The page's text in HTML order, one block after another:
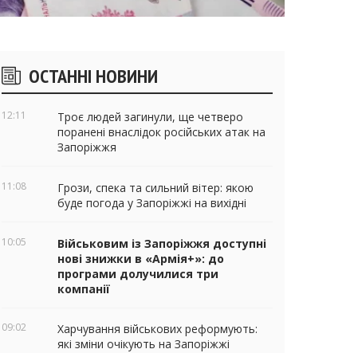
Бічні
віджети
ОСТАННІ НОВИНИ
12:11
Троє людей загинули, ще четверо
поранені внаслідок російських атак на
Запоріжжя
11:08
Грози, спека та сильний вітер: якою
буде погода у Запоріжжі на вихідні
10:05
Військовим із Запоріжжя доступні
нові знижки в «Армія+»: до
програми долучилися три
компанії
09:02
Харчування військових реформують:
які зміни очікують на Запоріжжі